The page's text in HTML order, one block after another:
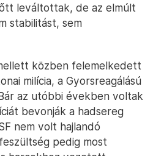
leváltottak, de az elmúlt
stabilitást, sem
közben felemelkedett
milícia, a Gyorsreagálású
az utóbbi években voltak
bevonják a hadsereg
nem volt hajlandó
pedig most